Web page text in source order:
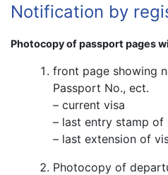
Noti­fi­ca­tion by
Pho­to­copy of pass­port pages
front page show­ing
Pass­port No., ect.
– cur­rent visa
– last entry stamp of
– last exten­sion of
Pho­to­copy of